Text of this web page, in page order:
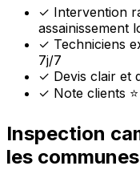
✓ Intervention
assainissement
✓ Techniciens
7j/7
✓ Devis clair et
✓ Note clients
Inspection
les